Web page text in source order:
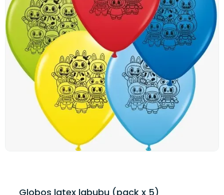
Globos latex labubu (pack x 5)